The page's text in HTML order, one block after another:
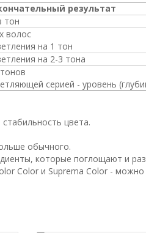
результат
тон
волос
на 1 тон
на 2-3 тона
серией - уровень
цвета.
обычного.
которые поглощают и
Color и Suprema Color -